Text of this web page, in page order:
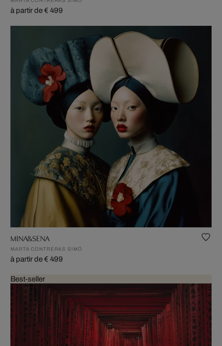
à partir de € 499
MINA&SENA
MARTA CONTRERAS SIMÓ
à partir de € 499
Best-seller